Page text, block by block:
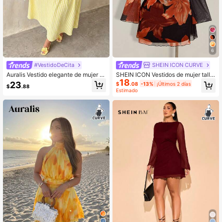
#VestidoDeCita
Auralis Vestido elegante de mujer ta
lla grande con cuello cuadrado, ma
ngas cortas abullonadas y estampa
$23.88
6
SHEIN ICON CURVE
SHEIN ICON Vestidos de mujer talla
grande para otoño, vestidos de muj
er de manga larga, vestido vintage
o floral de malla y manga trompeta
sexy para uso diario
$18.08 -13% ¡Últimos 2 días
Estimado